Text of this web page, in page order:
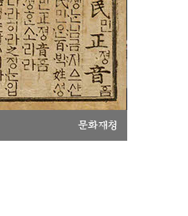
문화재청